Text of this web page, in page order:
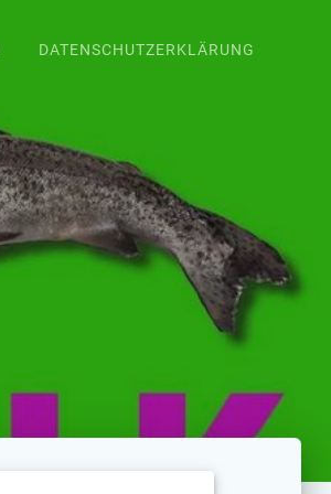
DATENSCHUTZERKLÄRUNG